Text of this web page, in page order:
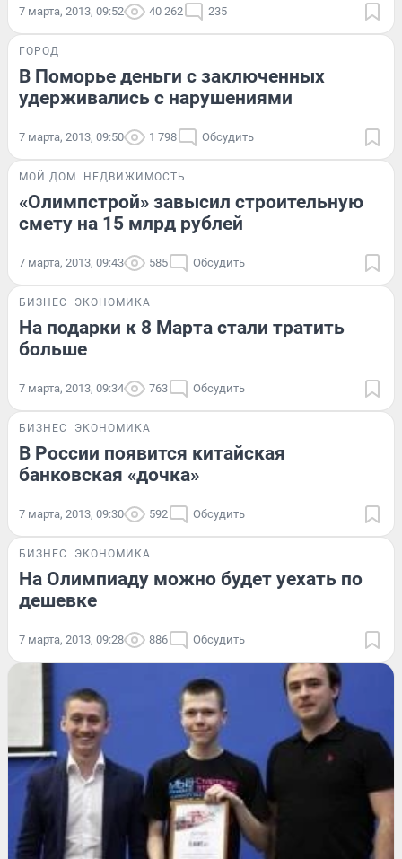
7 марта, 2013, 09:52 40 262 235
ГОРОД
В Поморье деньги с заключенных
удерживались с нарушениями
7 марта, 2013, 09:50 1 798 Обсудить
МОЙ ДОМ НЕДВИЖИМОСТЬ
«Олимпстрой» завысил строительную
смету на 15 млрд рублей
7 марта, 2013, 09:43 585 Обсудить
БИЗНЕС ЭКОНОМИКА
На подарки к 8 Марта стали тратить
больше
7 марта, 2013, 09:34 763 Обсудить
БИЗНЕС ЭКОНОМИКА
В России появится китайская
банковская «дочка»
7 марта, 2013, 09:30 592 Обсудить
БИЗНЕС ЭКОНОМИКА
На Олимпиаду можно будет уехать по
дешевке
7 марта, 2013, 09:28 886 Обсудить